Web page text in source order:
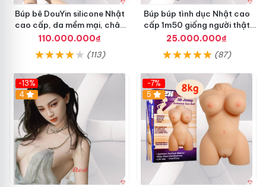
Búp bê DouYin silicone Nhật
cao cấp, da mềm mại, chân
thật
110.000.000₫
(113)
Búp búp tình dục Nhật cao
cấp 1m50 giống người thật
sexy mềm mại
25.000.000₫
(87)
-13%
4
-7%
5